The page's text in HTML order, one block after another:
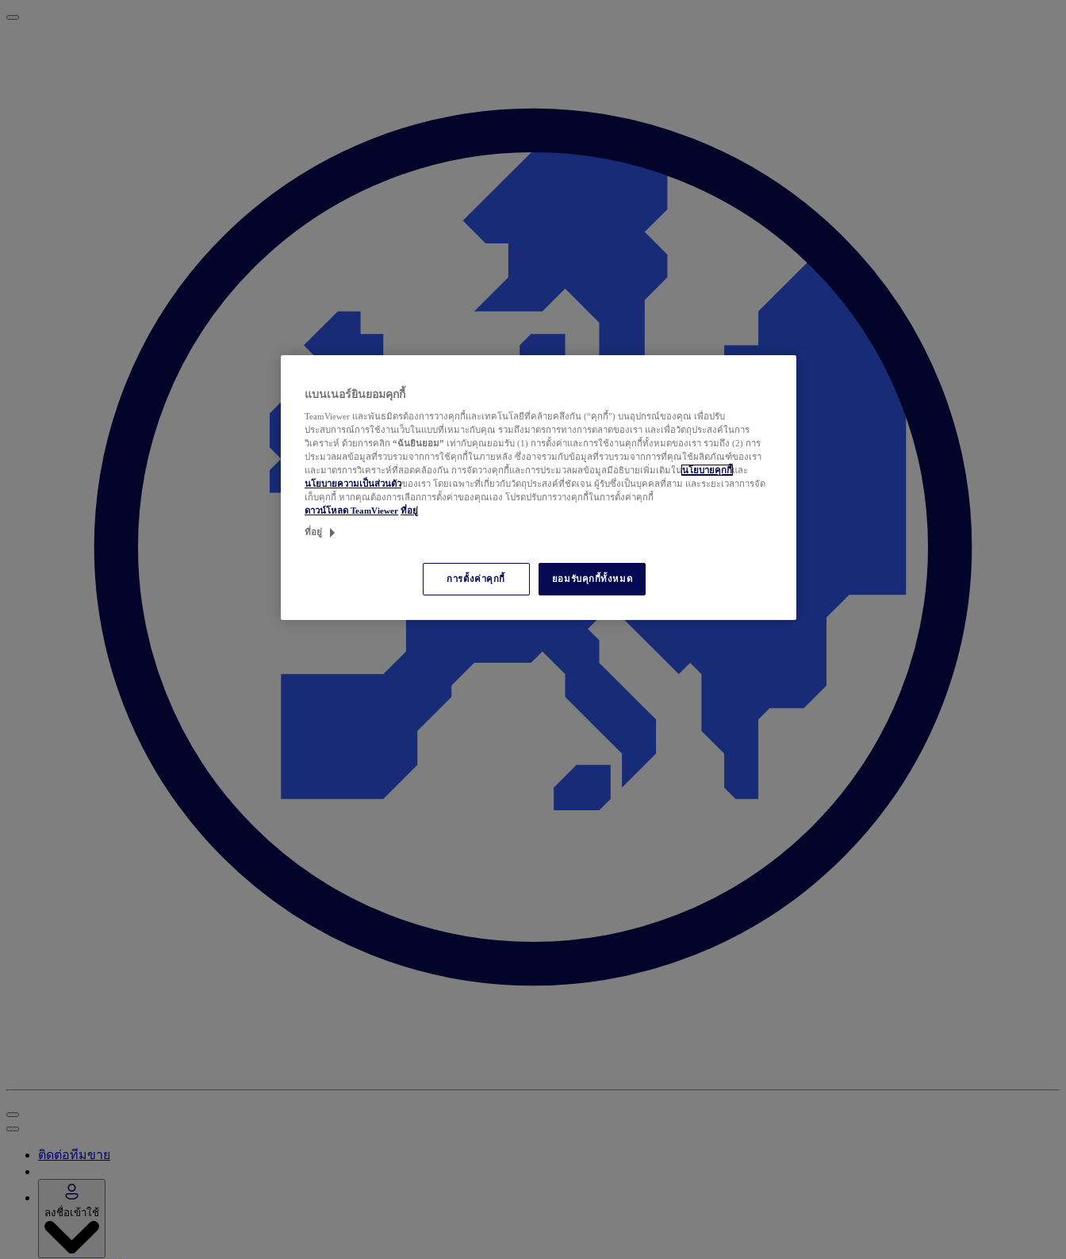
ติดต่อทีมขาย
ลงชื่อเข้าใช้
แบนเนอร์ยินยอมคุกกี้
TeamViewer และพันธมิตรต้องการวางคุกกี้และเทคโนโลยีที่คล้ายคลึงกัน (“คุกกี้”) บนอุปกรณ์ของคุณ เพื่อปรับ
ประสบการณ์การใช้งานเว็บในแบบที่เหมาะกับคุณ รวมถึงมาตรการทางการตลาดของเรา และเพื่อวัตถุประสงค์ในการ
วิเคราะห์ ด้วยการคลิก “ฉันยินยอม” เท่ากับคุณยอมรับ (1) การตั้งค่าและการใช้งานคุกกี้ทั้งหมดของเรา รวมถึง (2) การ
ประมวลผลข้อมูลที่รวบรวมจากการใช้คุกกี้ในภายหลัง ซึ่งอาจรวมกับข้อมูลที่รวบรวมจากการที่คุณใช้ผลิตภัณฑ์ของเรา
และมาตรการวิเคราะห์ที่สอดคล้องกัน การจัดวางคุกกี้และการประมวลผลข้อมูลมีอธิบายเพิ่มเติมในนโยบายคุกกี้และ
นโยบายความเป็นส่วนตัวของเรา โดยเฉพาะที่เกี่ยวกับวัตถุประสงค์ที่ชัดเจน ผู้รับซึ่งเป็นบุคคลที่สาม และระยะเวลาการจัด
เก็บคุกกี้ หากคุณต้องการเลือกการตั้งค่าของคุณเอง โปรดปรับการวางคุกกี้ในการตั้งค่าคุกกี้
ดาวน์โหลด TeamViewer ที่อยู่
ที่อยู่
การตั้งค่าคุกกี้ ยอมรับคุกกี้ทั้งหมด